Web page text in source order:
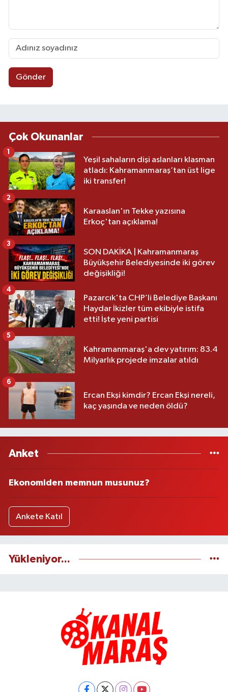
Gönder
Çok Okunanlar
Yeşil sahaların dişi aslanları klasman
atladı: Kahramanmaraş’tan üst lige
iki transfer!
1
Karaaslan'ın Tekke yazısına
Erkoç'tan açıklama!
2
SON DAKİKA | Kahramanmaraş
Büyükşehir Belediyesinde iki görev
değişikliği!
3
Pazarcık'ta CHP’li Belediye Başkanı
Haydar İkizler tüm ekibiyle istifa
etti! İşte yeni partisi
4
Kahramanmaraş'a dev yatırım: 83.4
Milyarlık projede imzalar atıldı
5
Ercan Ekşi kimdir? Ercan Ekşi nereli,
kaç yaşında ve neden öldü?
6
Anket
Ekonomiden memnun musunuz?
Ankete Katıl
Yükleniyor...